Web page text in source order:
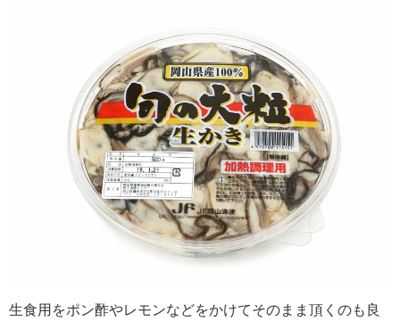
生食用をポン酢やレモンなどをかけてそのまま頂くのも良